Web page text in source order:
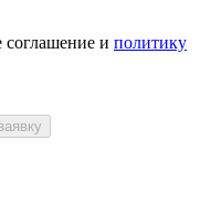
соглашение и политику